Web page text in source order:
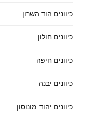
כיוונים הוד השרון
כיוונים חולון
כיוונים חיפה
כיוונים יבנה
כיוונים יהוד-מונוסון